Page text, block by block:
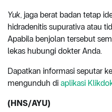
Yuk, jaga berat badan tetap
hidradenitis supurativa atau
Apabila benjolan tersebut
lekas hubungi dokter Anda.
Dapatkan informasi seputar
mengunduh di aplikasi
(HNS/AYU)